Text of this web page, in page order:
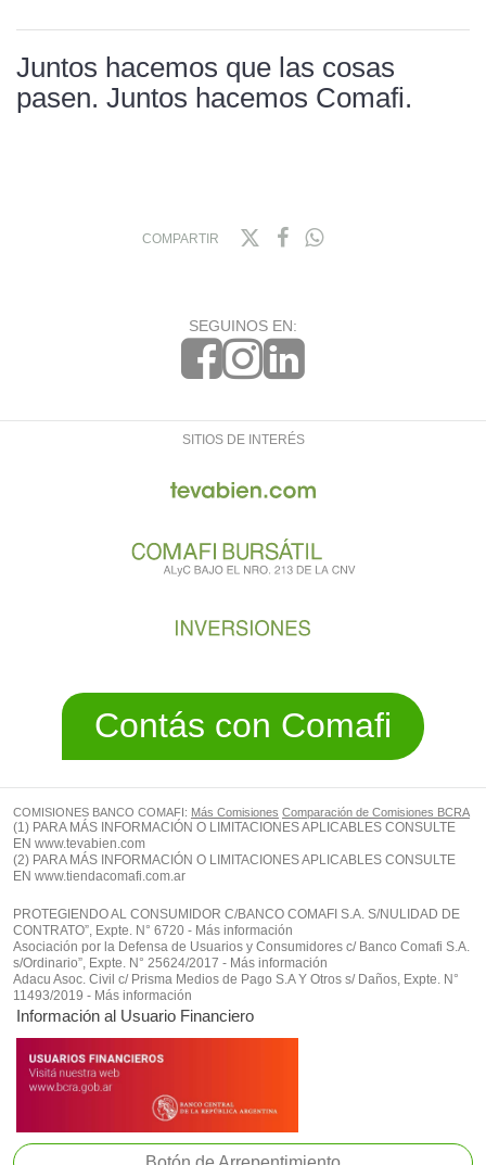
Juntos hacemos que las cosas
pasen. Juntos hacemos Comafi.
COMPARTIR
SEGUINOS EN:
SITIOS DE INTERÉS
Contás con Comafi
COMISIONES BANCO COMAFI: Más Comisiones Comparación de Comisiones BCRA
(1) PARA MÁS INFORMACIÓN O LIMITACIONES APLICABLES CONSULTE
EN www.tevabien.com
(2) PARA MÁS INFORMACIÓN O LIMITACIONES APLICABLES CONSULTE
EN www.tiendacomafi.com.ar
PROTEGIENDO AL CONSUMIDOR C/BANCO COMAFI S.A. S/NULIDAD DE
CONTRATO”, Expte. N° 6720 - Más información
Asociación por la Defensa de Usuarios y Consumidores c/ Banco Comafi S.A.
s/Ordinario”, Expte. N° 25624/2017 - Más información
Adacu Asoc. Civil c/ Prisma Medios de Pago S.A Y Otros s/ Daños, Expte. N°
11493/2019 - Más información
Información al Usuario Financiero